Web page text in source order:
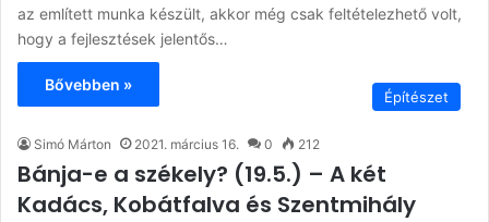
az említett munka készült, akkor még csak feltételezhető volt,
hogy a fejlesztések jelentős…
Bővebben »
Építészet
Simó Márton 2021. március 16. 0 212
Bánja-e a székely? (19.5.) – A két
Kadács, Kobátfalva és Szentmihály